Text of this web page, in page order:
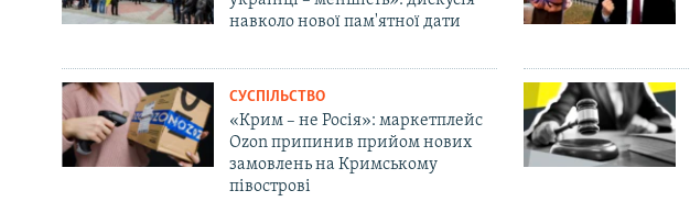
навколо нової пам'ятної дати
СУСПІЛЬСТВО
«Крим – не Росія»: маркетплейс
Ozon припинив прийом нових
замовлень на Кримському
півострові